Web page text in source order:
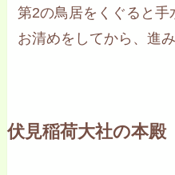
第2の鳥居をくぐると
お清めをしてから、進み
伏見稲荷大社の本殿